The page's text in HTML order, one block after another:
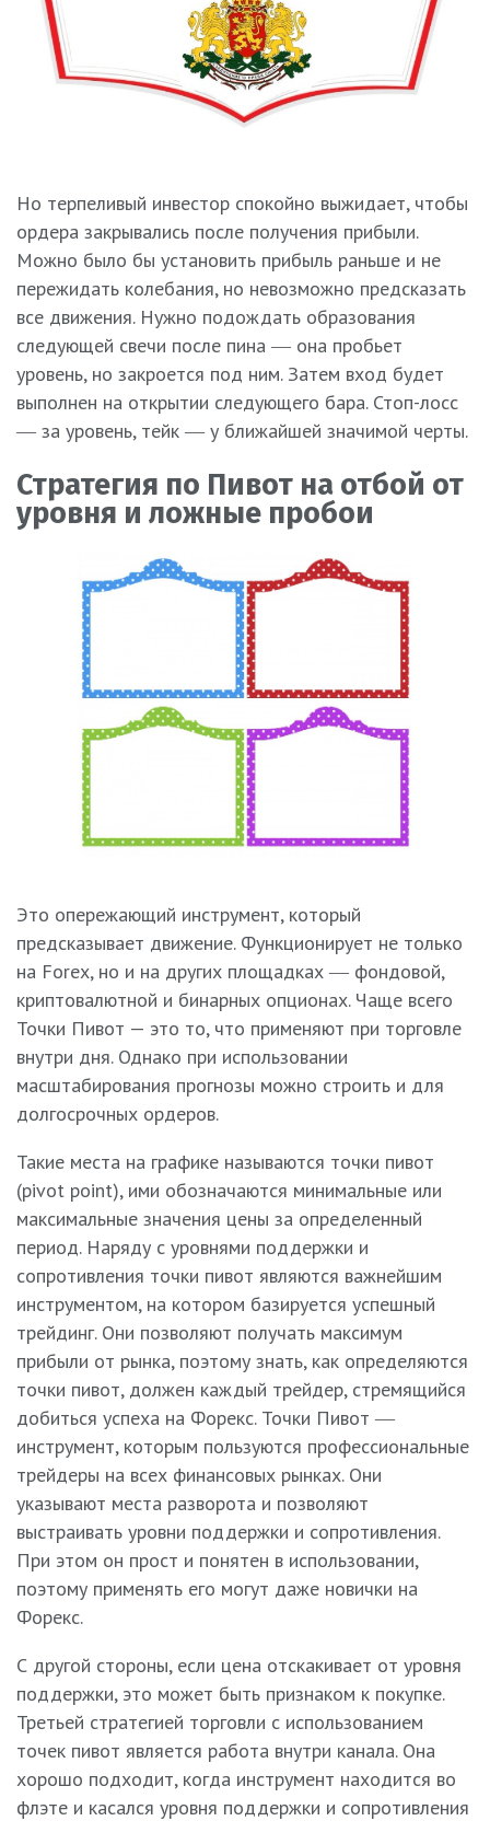
Но терпеливый инвестор спокойно выжидает, чтобы
ордера закрывались после получения прибыли.
Можно было бы установить прибыль раньше и не
пережидать колебания, но невозможно предсказать
все движения. Нужно подождать образования
следующей свечи после пина ― она пробьет
уровень, но закроется под ним. Затем вход будет
выполнен на открытии следующего бара. Стоп-лосс
― за уровень, тейк ― у ближайшей значимой черты.
Стратегия по Пивот на отбой от
уровня и ложные пробои
Это опережающий инструмент, который
предсказывает движение. Функционирует не только
на Forex, но и на других площадках ― фондовой,
криптовалютной и бинарных опционах. Чаще всего
Точки Пивот — это то, что применяют при торговле
внутри дня. Однако при использовании
масштабирования прогнозы можно строить и для
долгосрочных ордеров.
Такие места на графике называются точки пивот
(pivot point), ими обозначаются минимальные или
максимальные значения цены за определенный
период. Наряду с уровнями поддержки и
сопротивления точки пивот являются важнейшим
инструментом, на котором базируется успешный
трейдинг. Они позволяют получать максимум
прибыли от рынка, поэтому знать, как определяются
точки пивот, должен каждый трейдер, стремящийся
добиться успеха на Форекс. Точки Пивот ―
инструмент, которым пользуются профессиональные
трейдеры на всех финансовых рынках. Они
указывают места разворота и позволяют
выстраивать уровни поддержки и сопротивления.
При этом он прост и понятен в использовании,
поэтому применять его могут даже новички на
Форекс.
С другой стороны, если цена отскакивает от уровня
поддержки, это может быть признаком к покупке.
Третьей стратегией торговли с использованием
точек пивот является работа внутри канала. Она
хорошо подходит, когда инструмент находится во
флэте и касался уровня поддержки и сопротивления